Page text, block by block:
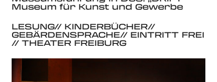
Museum für Kunst und Gewerbe
LESUNG// KINDERBÜCHER//
GEBÄRDENSPRACHE// EINTRITT FREI
// THEATER FREIBURG